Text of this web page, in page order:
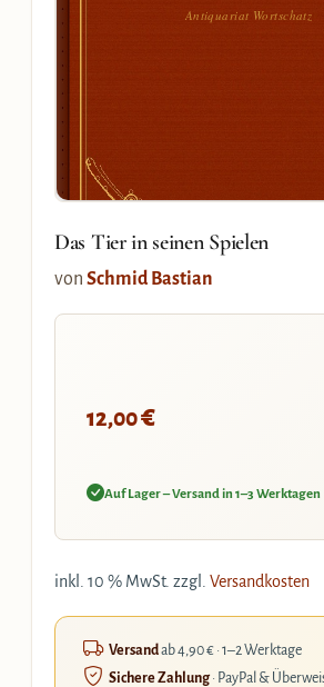
Antiquariat Wortschatz
Das Tier in seinen Spielen
von Schmid Bastian
12,00€
Auf Lager – Versand in 1–3 Werktagen
inkl. 10 % MwSt. zzgl. Versandkosten
Versandab 4,90 € · 1–2 Werktage
Sichere Zahlung· PayPal &